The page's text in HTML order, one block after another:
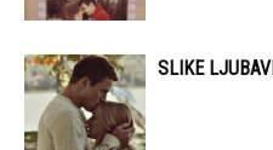
SLIKE